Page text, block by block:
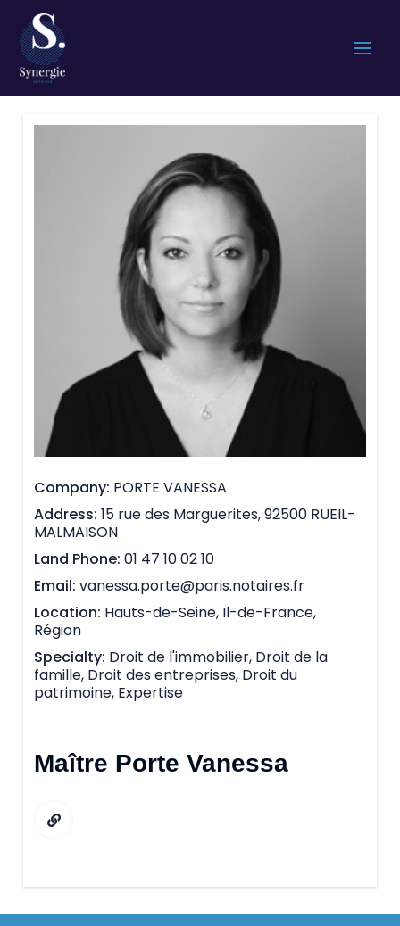
Company PORTE VANESSA
Address 15 rue des Marguerites, 92500 RUEIL-
MALMAISON
Land Phone 01 47 10 02 10
Email vanessa.porte@paris.notaires.fr
Location Hauts-de-Seine, Il-de-France,
Région
Specialty Droit de l'immobilier, Droit de la
famille, Droit des entreprises, Droit du
patrimoine, Expertise
Maître Porte Vanessa